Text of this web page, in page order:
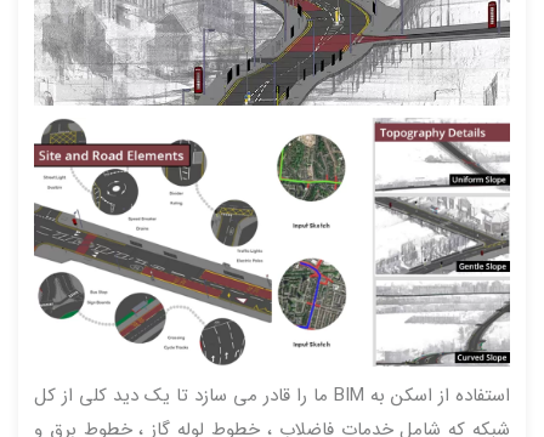
استفاده از اسکن به BIM ما را قادر می سازد تا یک دید کلی از کل
شبکه که شامل خدمات فاضلاب ، خطوط لوله گاز ، خطوط برق و